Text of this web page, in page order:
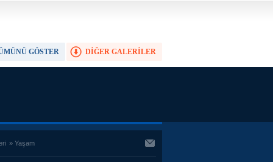
DİĞER GALERİLER
GÖSTER
» Yaşam